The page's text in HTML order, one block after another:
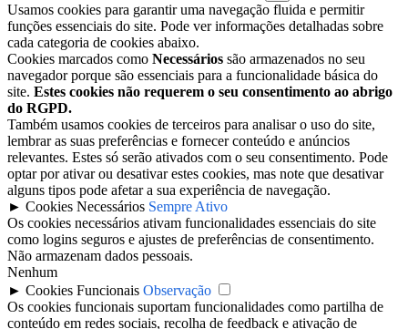
Usamos cookies para garantir uma navegação fluida e permitir
funções essenciais do site. Pode ver informações detalhadas sobre
cada categoria de cookies abaixo.
Cookies marcados como Necessários são armazenados no seu
navegador porque são essenciais para a funcionalidade básica do
site. Estes cookies não requerem o seu consentimento ao abrigo
do RGPD.
Também usamos cookies de terceiros para analisar o uso do site,
lembrar as suas preferências e fornecer conteúdo e anúncios
relevantes. Estes só serão ativados com o seu consentimento. Pode
optar por ativar ou desativar estes cookies, mas note que desativar
alguns tipos pode afetar a sua experiência de navegação.
► Cookies Necessários Sempre Ativo
Os cookies necessários ativam funcionalidades essenciais do site
como logins seguros e ajustes de preferências de consentimento.
Não armazenam dados pessoais.
Nenhum
► Cookies Funcionais Observação
Os cookies funcionais suportam funcionalidades como partilha de
conteúdo em redes sociais, recolha de feedback e ativação de